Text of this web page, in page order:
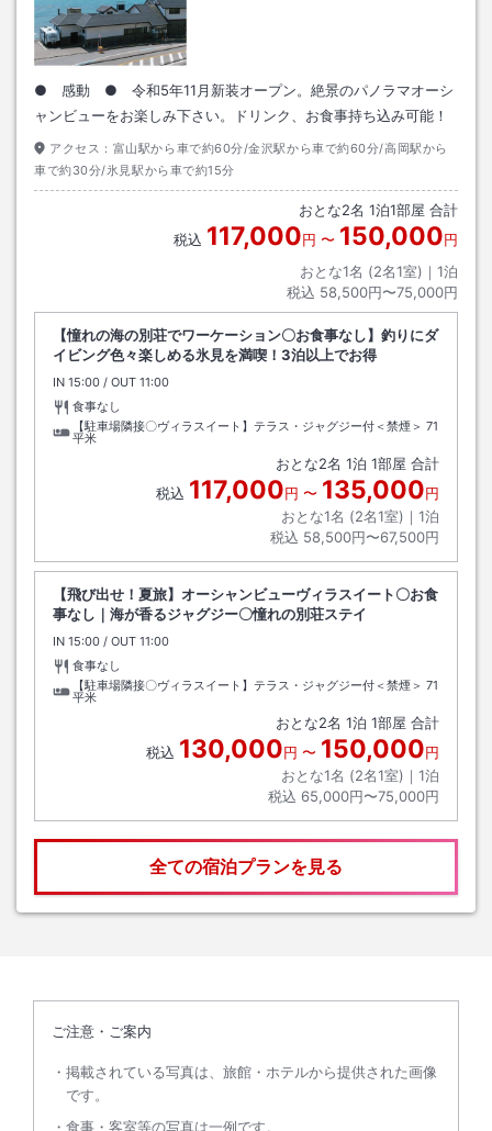
● 感動 ● 令和5年11月新装オープン。絶景のパノラマオーシ
ャンビューをお楽しみ下さい。ドリンク、お食事持ち込み可能！
アクセス： 富山駅から車で約60分/金沢駅から車で約60分/高岡駅から
車で約30分/氷見駅から車で約15分
おとな2名 1泊1部屋 合計
税込 117,000円 〜 150,000円
おとな1名 (2名1室)｜ 1泊
税込 58,500円〜75,000円
【憧れの海の別荘でワーケーション〇お食事なし】釣りにダ
イビング色々楽しめる氷見を満喫！3泊以上でお得
IN チェックイン
15:00 / OUT チェックアウト
11:00
食事なし
【駐車場隣接〇ヴィラスイート】テラス・ジャグジー付＜禁煙＞ 71
平米
おとな2名 1泊 1部屋 合計
税込 117,000円 〜 135,000円
おとな1名 (2名1室)｜ 1泊
税込 58,500円〜67,500円
【飛び出せ！夏旅】オーシャンビューヴィラスイート〇お食
事なし｜海が香るジャグジー〇憧れの別荘ステイ
IN チェックイン
15:00 / OUT チェックアウト
11:00
食事なし
【駐車場隣接〇ヴィラスイート】テラス・ジャグジー付＜禁煙＞ 71
平米
おとな2名 1泊 1部屋 合計
税込 130,000円 〜 150,000円
おとな1名 (2名1室)｜ 1泊
税込 65,000円〜75,000円
全ての宿泊プランを見る
ご注意・ご案内
掲載されている写真は、旅館・ホテルから提供された画像
です。
食事・客室等の写真は一例です。